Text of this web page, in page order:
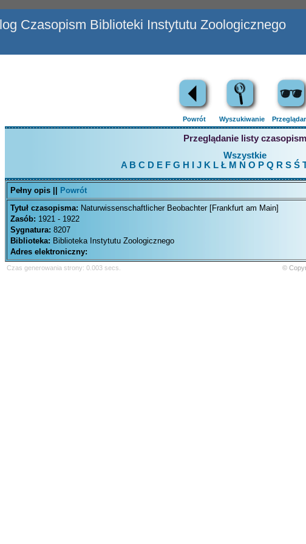
Czasopism Biblioteki Instytutu Zoologicznego
Powrót Wyszukiwanie
Przeglądanie listy czasopism
Wszystkie
A B C D EFG H J K L Ł M N O P Q R S Ś
Pełny opis ||
Powrót
Tytuł czasopisma: Naturwissenschaftlicher Beobachter [Frankfurt am Main]
Zasób: 1921 - 1922
Sygnatura: 8207
Biblioteka: Biblioteka Instytutu Zoologicznego
Adres elektroniczny:
Czas generowania strony: 0.003 secs. ©